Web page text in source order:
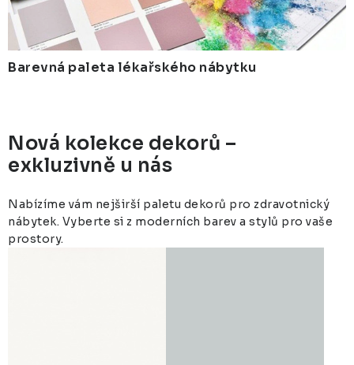
ZDRAVOTNICKÁ LEHÁTKA
ů
Barevná paleta lékařského nábytku
Nová kolekce dekorů –
exkluzivně u nás
Nabízíme vám nejširší paletu dekorů pro zdravotnický
nábytek. Vyberte si z moderních barev a stylů pro vaše
prostory.